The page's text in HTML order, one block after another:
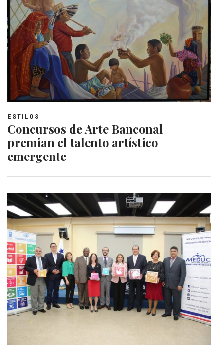
ESTILOS
Concursos de Arte Banconal
premian el talento artístico
emergente